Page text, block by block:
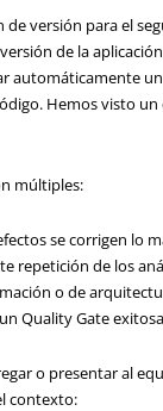
de versión para el
de la
automáticamente un
Hemos visto
múltiples:
se corrigen lo
repetición de los
o de
Quality Gate
o presentar al
contexto: